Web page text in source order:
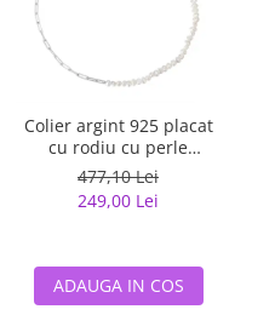
Colier argint 925 placat
cu rodiu cu perle
naturale
477,10 Lei
249,00 Lei
ADAUGA IN COS